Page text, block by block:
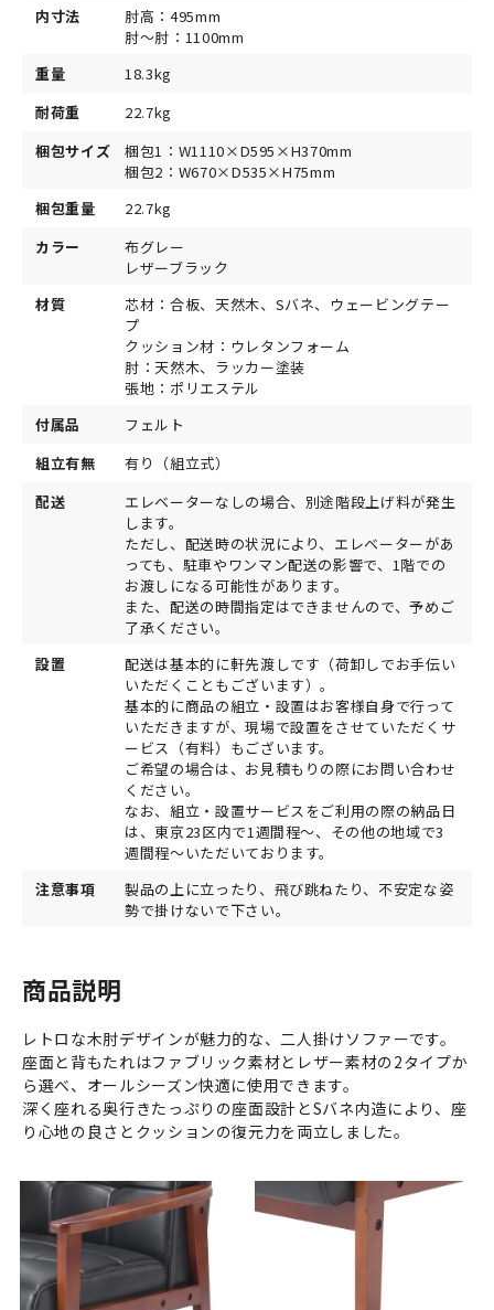
内寸法
肘高：495mm
肘～肘：1100mm
重量
18.3kg
耐荷重
22.7kg
梱包サイズ
梱包1：W1110×D595×H370mm
梱包2：W670×D535×H75mm
梱包重量
22.7kg
カラー
布グレー
レザーブラック
材質
芯材：合板、天然木、Sバネ、ウェービングテー
プ
クッション材：ウレタンフォーム
肘：天然木、ラッカー塗装
張地：ポリエステル
付属品
フェルト
組立有無
有り（組立式）
配送
エレベーターなしの場合、別途階段上げ料が発生
します。
ただし、配送時の状況により、エレベーターがあ
っても、駐車やワンマン配送の影響で、1階での
お渡しになる可能性があります。
また、配送の時間指定はできませんので、予めご
了承ください。
設置
配送は基本的に軒先渡しです（荷卸しでお手伝い
いただくこともございます）。
基本的に商品の組立・設置はお客様自身で行って
いただきますが、現場で設置をさせていただくサ
ービス（有料）もございます。
ご希望の場合は、お見積もりの際にお問い合わせ
ください。
なお、組立・設置サービスをご利用の際の納品日
は、東京23区内で1週間程～、その他の地域で3
週間程～いただいております。
注意事項
製品の上に立ったり、飛び跳ねたり、不安定な姿
勢で掛けないで下さい。
商品説明
レトロな木肘デザインが魅力的な、二人掛けソファーです。
座面と背もたれはファブリック素材とレザー素材の2タイプか
ら選べ、オールシーズン快適に使用できます。
深く座れる奥行きたっぷりの座面設計とSバネ内造により、座
り心地の良さとクッションの復元力を両立しました。